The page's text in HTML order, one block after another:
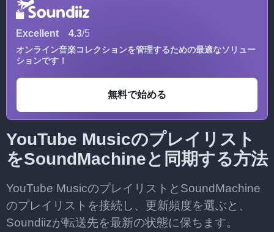
Excellent 4.3/5
オンライン音楽コレクションを管理するための最適なソリュー
ションです！
無料で始める
YouTube Musicのプレイリスト
をSoundMachineと同期する方法
YouTube MusicのプレイリストとSoundMachine
のプレイリストを接続し、更新頻度を選ぶと、
Soundiizが転送先を最新の状態に保ちます。